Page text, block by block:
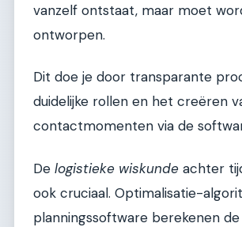
vanzelf ontstaat, maar moet
ontworpen.
Dit doe je door transparante
duidelijke rollen en het creëren
contactmomenten via de
De logistieke wiskunde achter
ook cruciaal. Optimalisatie-
planningssoftware berekenen